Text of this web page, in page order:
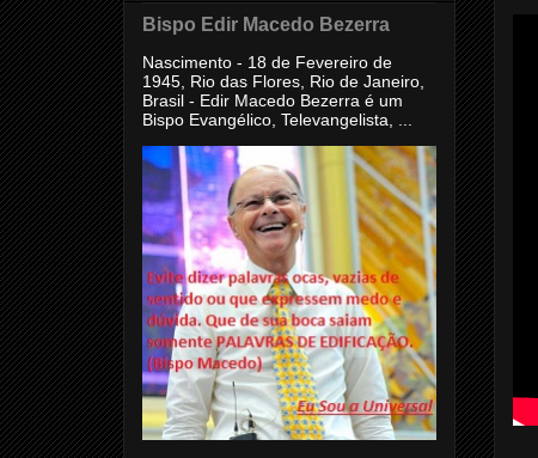
Bispo Edir Macedo Bezerra
Nascimento - 18 de Fevereiro de
1945, Rio das Flores, Rio de Janeiro,
Brasil - Edir Macedo Bezerra é um
Bispo Evangélico, Televangelista, ...